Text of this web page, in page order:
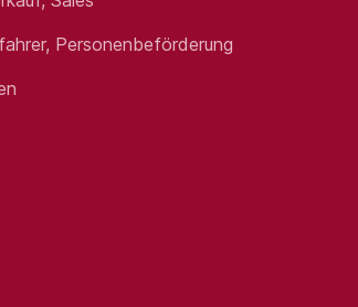
frau(w/m/d) oder
von Vorteil
offenes, kommunikatives Wesen
Personenbeförderung